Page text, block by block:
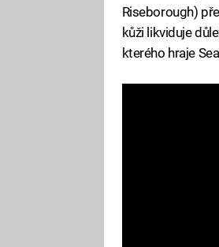
Riseborough)
kůži likviduje
kterého hraje